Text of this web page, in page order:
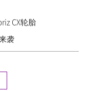
CX轮胎
袭